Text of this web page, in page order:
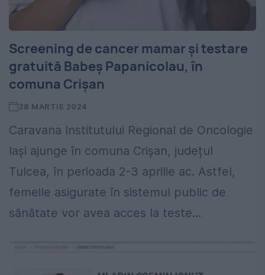
Screening de cancer mamar și testare
gratuită Babeș Papanicolau, în
comuna Crișan
28 MARTIE 2024
Caravana Institutului Regional de Oncologie
Iași ajunge în comuna Crișan, județul
Tulcea, în perioada 2-3 aprilie ac. Astfel,
femeile asigurate în sistemul public de
sănătate vor avea acces la teste...